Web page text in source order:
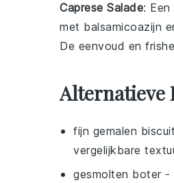
Caprese Salade: Een
met balsamicoazijn
De eenvoud en
Alternatieve
fijn gemalen
vergelijkbare
gesmolten boter -